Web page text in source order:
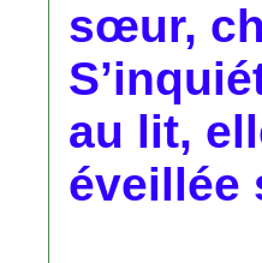
sœur,
au lit,
éveillée